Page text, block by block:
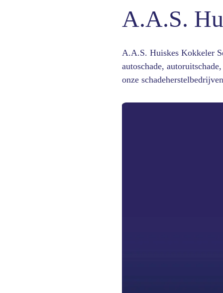
A.A.S.
A.A.S. Huiskes Kokkeler
autoschade,
onze